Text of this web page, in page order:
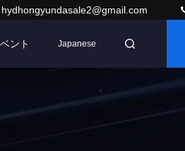
hydhongyundasale2@gmail.com
ント Japanese